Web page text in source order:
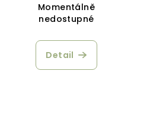
Momentálně
nedostupné
Detail